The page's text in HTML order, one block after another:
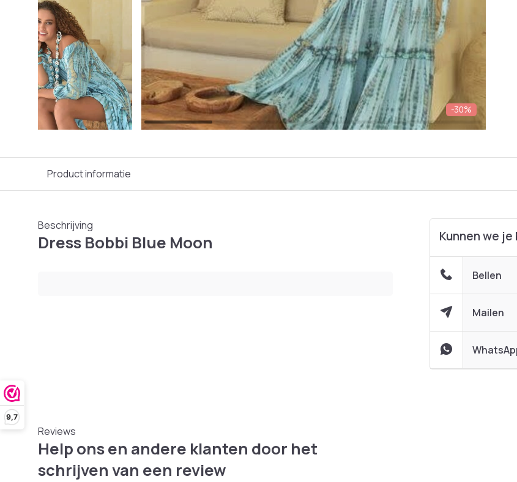
9,7
-30%
Product informatie
Beschrijving
Dress Bobbi Blue Moon Kunnen we
Bellen
Mailen
Reviews
Help ons en andere klanten door het
schrijven van een review